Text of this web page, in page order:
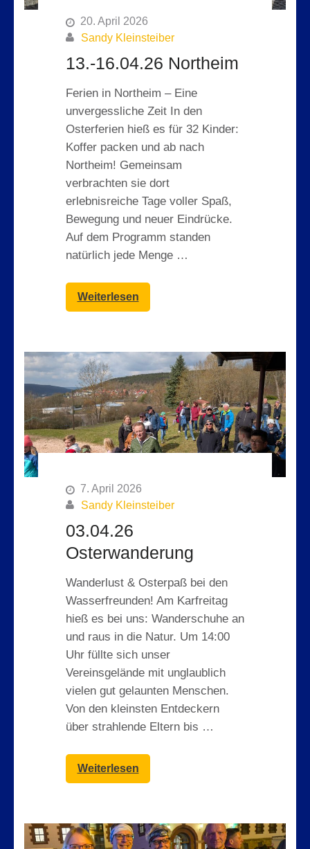
20. April 2026
Sandy Kleinsteiber
13.-16.04.26 Northeim
Ferien in Northeim – Eine
unvergessliche Zeit In den
Osterferien hieß es für 32 Kinder:
Koffer packen und ab nach
Northeim! Gemeinsam
verbrachten sie dort
erlebnisreiche Tage voller Spaß,
Bewegung und neuer Eindrücke.
Auf dem Programm standen
natürlich jede Menge …
Weiterlesen
7. April 2026
Sandy Kleinsteiber
03.04.26
Osterwanderung
Wanderlust & Osterpaß bei den
Wasserfreunden! Am Karfreitag
hieß es bei uns: Wanderschuhe an
und raus in die Natur. Um 14:00
Uhr füllte sich unser
Vereinsgelände mit unglaublich
vielen gut gelaunten Menschen.
Von den kleinsten Entdeckern
über strahlende Eltern bis …
Weiterlesen